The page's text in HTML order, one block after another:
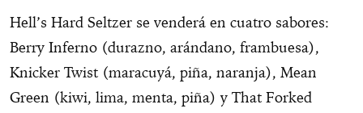
Hell’s Hard Seltzer se venderá en cuatro sabores:
Berry Inferno (durazno, arándano, frambuesa),
Knicker Twist (maracuyá, piña, naranja), Mean
Green (kiwi, lima, menta, piña) y That Forked